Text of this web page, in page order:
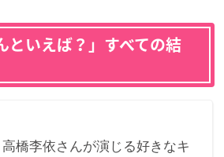
といえば？」すべての結